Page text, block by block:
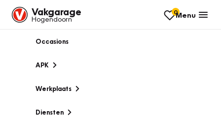
Vakgarage
Hogendoorn
0Menu
Occasions
APK
Werkplaats
Diensten